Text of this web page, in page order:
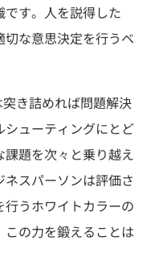
です。人を説得した
な意思決定を行うベ
き詰めれば問題解決
シューティングにとど
題を次々と乗り越え
スパーソンは評価さ
うホワイトカラーの
の力を鍛えることは